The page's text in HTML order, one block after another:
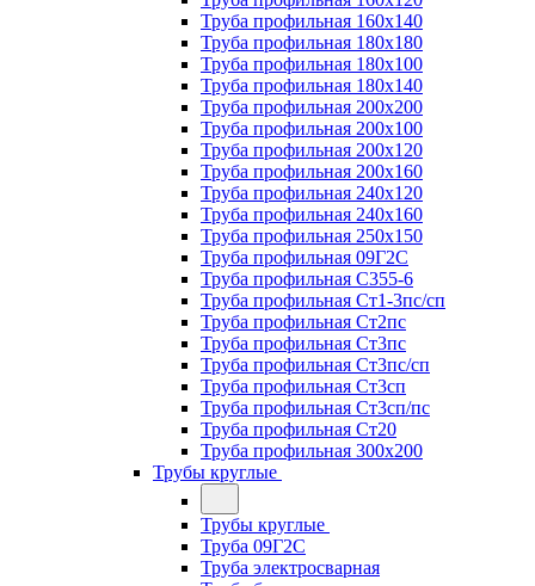
Труба профильная 160х140
Труба профильная 180х180
Труба профильная 180х100
Труба профильная 180х140
Труба профильная 200х200
Труба профильная 200х100
Труба профильная 200х120
Труба профильная 200х160
Труба профильная 240х120
Труба профильная 240х160
Труба профильная 250х150
Труба профильная 09Г2С
Труба профильная С355-6
Труба профильная Ст1-3пс/сп
Труба профильная Ст2пс
Труба профильная Ст3пс
Труба профильная Ст3пс/сп
Труба профильная Ст3сп
Труба профильная Ст3сп/пс
Труба профильная Ст20
Труба профильная 300х200
Трубы круглые
Трубы круглые
Труба 09Г2С
Труба электросварная